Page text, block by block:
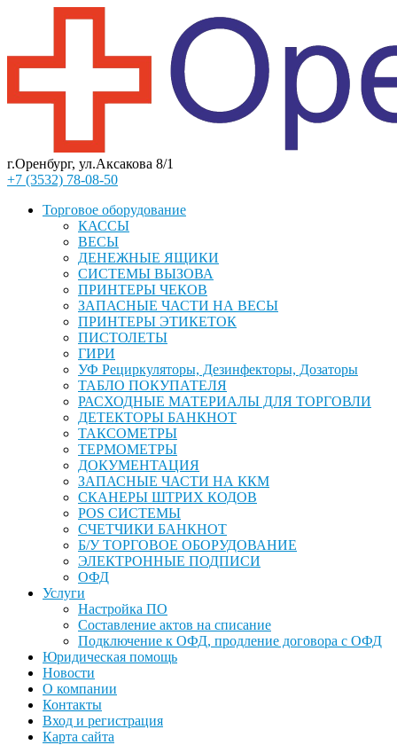
г.Оренбург, ул.Аксакова 8/1
+7 (3532) 78-08-50
Торговое оборудование
КАССЫ
ВЕСЫ
ДЕНЕЖНЫЕ ЯЩИКИ
СИСТЕМЫ ВЫЗОВА
ПРИНТЕРЫ ЧЕКОВ
ЗАПАСНЫЕ ЧАСТИ НА ВЕСЫ
ПРИНТЕРЫ ЭТИКЕТОК
ПИСТОЛЕТЫ
ГИРИ
УФ Рециркуляторы, Дезинфекторы, Дозаторы
ТАБЛО ПОКУПАТЕЛЯ
РАСХОДНЫЕ МАТЕРИАЛЫ ДЛЯ ТОРГОВЛИ
ДЕТЕКТОРЫ БАНКНОТ
ТАКСОМЕТРЫ
ТЕРМОМЕТРЫ
ДОКУМЕНТАЦИЯ
ЗАПАСНЫЕ ЧАСТИ НА ККМ
СКАНЕРЫ ШТРИХ КОДОВ
POS СИСТЕМЫ
СЧЕТЧИКИ БАНКНОТ
Б/У ТОРГОВОЕ ОБОРУДОВАНИЕ
ЭЛЕКТРОННЫЕ ПОДПИСИ
ОФД
Услуги
Настройка ПО
Составление актов на списание
Подключение к ОФД, продление договора с ОФД
Юридическая помощь
Новости
О компании
Контакты
Вход и регистрация
Карта сайта